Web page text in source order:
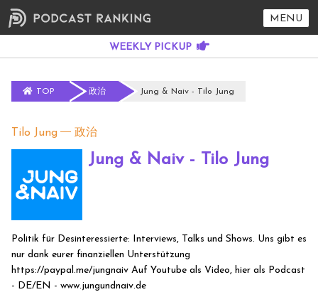
MENU
TOP 政治 Jung & Naiv - Tilo Jung
Tilo Jung 政治
Jung & Naiv - Tilo Jung
Politik für Desinteressierte: Interviews, Talks und Shows. Uns gibt es
nur dank eurer finanziellen Unterstützung
https://paypal.me/jungnaiv Auf Youtube als Video, hier als Podcast
- DE/EN - www.jungundnaiv.de